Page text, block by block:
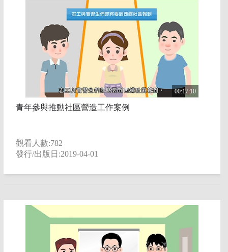
00:17:10
青年參與推動社區營造工作案例
觀看人數:782
發行/出版日:2019-04-01